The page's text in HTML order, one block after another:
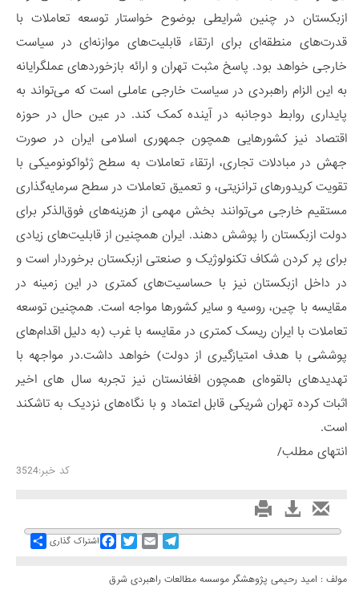
ازبکستان در چنین شرایطی بوضوح خواستار توسعه تعاملات با
قدرت‌های منطقه‌ای برای ارتقاء قابلیت‌های موازنه‌ای در سیاست
خارجی خواهد بود. پاسخ مثبت تهران و ارائه بازخوردهای عملگرایانه
به این الزام راهبردی در سیاست خارجی عاملی است که می‌تواند به
پایداری روابط دوجانبه در آینده کمک کند. در عین حال در حوزه
اقتصاد نیز کشورهایی همچون جمهوری اسلامی ایران در صورت
جهش در مبادلات تجاری، ارتقاء تعاملات به سطح ژئواکونومیکی با
تقویت کریدورهای ترانزیتی، و تعمیق تعاملات در سطح سرمایه‌گذاری
مستقیم خارجی می‌توانند بخش مهمی از هزینه‌های فوق‌الذکر برای
دولت ازبکستان را پوشش دهند. ایران همچنین از قابلیت‌های زیادی
برای پر کردن شکاف تکنولوژیک و صنعتی ازبکستان برخوردار است و
در داخل ازبکستان نیز با حساسیت‌های کمتری در این زمینه در
مقایسه با چین، روسیه و سایر کشورها مواجه است. همچنین توسعه
تعاملات با ایران ریسک کمتری در مقایسه با غرب (به دلیل اقدام‌های
پوششی با هدف امتیازگیری از دولت) خواهد داشت.در مواجهه با
تهدیدهای بالقوه‌ای همچون افغانستان نیز تجربه سال های اخیر
اثبات کرده تهران شریکی قابل اعتماد و با نگاه‌های نزدیک به تاشکند
است.
انتهای مطلب/
کد خبر:3524
Share اشتراک گذاری
FacebookTwitterEmail
Telegram
مولف : امید رحیمی پژوهشگر موسسه مطالعات راهبردی شرق